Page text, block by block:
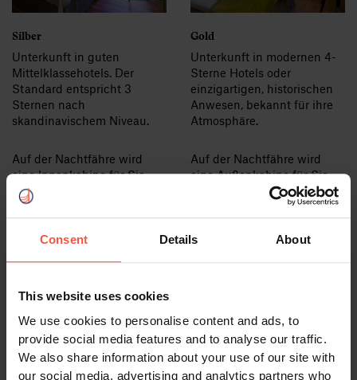
Consent Details About
This website uses cookies
We use cookies to personalise content and ads, to
provide social media features and to analyse our traffic.
We also share information about your use of our site with
our social media, advertising and analytics partners who
Silber
Unterkunft in guten
Mittelklassehotels. Der
Standard entspricht 3
Sternen nach
skandinavischem Niveau.
Auf der Nachtfähre wird
eine Innenkabine für Sie
gebucht.
Gold
Unterkunft in modernen 4-
Sterne Hotels oder
einzigartigen, historischen
Anwesen, bekannt für ihre
Atmosphäre.
Auf der Nachtfähre wird
eine Außenkabine für Sie